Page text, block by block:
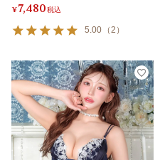
ョーツ/レッド
¥7,480税込
5.00 （2 ）